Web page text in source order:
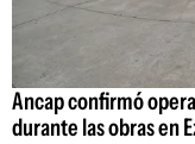
Ancap confirmó
durante las obras en